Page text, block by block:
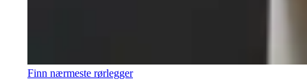
Finn nærmeste rørlegger